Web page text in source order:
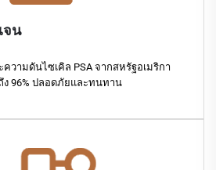
จน
วามดันไซเคิล PSA จากสหรัฐอเมริกา
96% ปลอดภัยและทนทาน